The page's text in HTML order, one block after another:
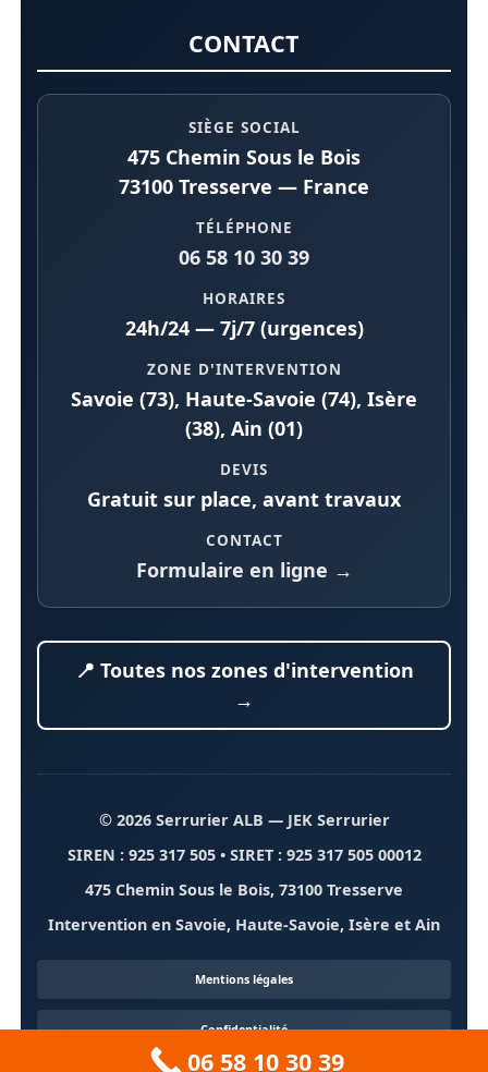
CONTACT
SIÈGE SOCIAL
475 Chemin Sous le Bois
73100 Tresserve — France
TÉLÉPHONE
06 58 10 30 39
HORAIRES
24h/24 — 7j/7 (urgences)
ZONE D'INTERVENTION
Savoie (73), Haute-Savoie (74), Isère
(38), Ain (01)
DEVIS
Gratuit sur place, avant travaux
CONTACT
Formulaire en ligne →
📍 Toutes nos zones d'intervention
→
© 2026 Serrurier ALB — JEK Serrurier
SIREN : 925 317 505 • SIRET : 925 317 505 00012
475 Chemin Sous le Bois, 73100 Tresserve
Intervention en Savoie, Haute-Savoie, Isère et Ain
Mentions légales
Confidentialité
06 58 10 30 39